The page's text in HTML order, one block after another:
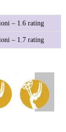
– 1.6 rating
– 1.7 rating